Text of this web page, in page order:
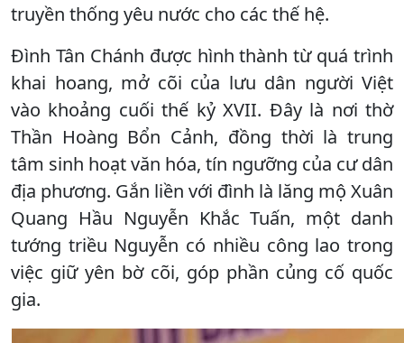
truyền thống yêu nước cho các thế hệ.
Đình Tân Chánh được hình thành từ quá trình
khai hoang, mở cõi của lưu dân người Việt
vào khoảng cuối thế kỷ XVII. Đây là nơi thờ
Thần Hoàng Bổn Cảnh, đồng thời là trung
tâm sinh hoạt văn hóa, tín ngưỡng của cư dân
địa phương. Gắn liền với đình là lăng mộ Xuân
Quang Hầu Nguyễn Khắc Tuấn, một danh
tướng triều Nguyễn có nhiều công lao trong
việc giữ yên bờ cõi, góp phần củng cố quốc
gia.